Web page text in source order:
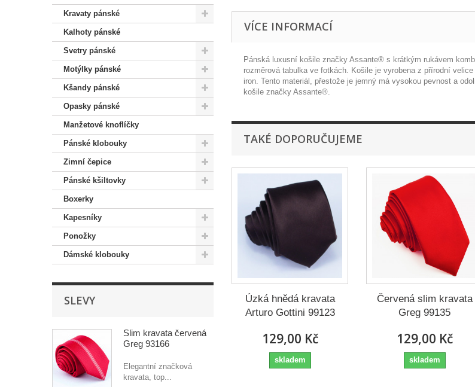
Kravaty pánské
Kalhoty pánské
Svetry pánské
Motýlky pánské
Kšandy pánské
Opasky pánské
Manžetové knoflíčky
Pánské klobouky
Zimní čepice
Pánské kšiltovky
Boxerky
Kapesníky
Ponožky
Dámské klobouky
SLEVY
Slim kravata červená
Greg 93166
Elegantní značková
kravata, top...
VÍCE INFORMACÍ
Pánská luxusní košile značky Assante® s krátkým rukávem
rozměrová tabulka ve fotkách. Košile je vyrobena z přírodní
iron. Tento materiál, přestože je jemný má vysokou pevnost a
košile značky Assante®.
TAKÉ DOPORUČUJEME
Úzká hnědá kravata
Arturo Gottini 99123
129,00 Kč
skladem
Červená slim kravata
Greg 99135
129,00 Kč
skladem